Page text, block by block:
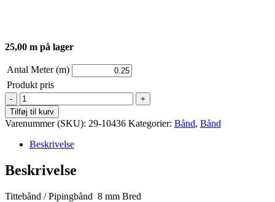
25,00 m på lager
Antal Meter (m)
Produkt pris
PipingBånd
-
8
mm
-
Marine
antal
Tilføj til kurv
Varenummer (SKU): 29-10436 Kategorier: Bånd, Bånd
Beskrivelse
Beskrivelse
Tittebånd / Pipingbånd 8 mm Bred